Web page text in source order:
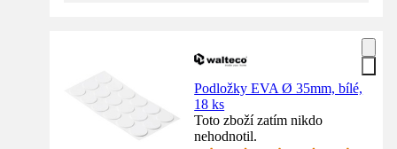
Podložky EVA Ø 35mm, bílé,
18 ks
Toto zboží zatím nikdo
nehodnotil.